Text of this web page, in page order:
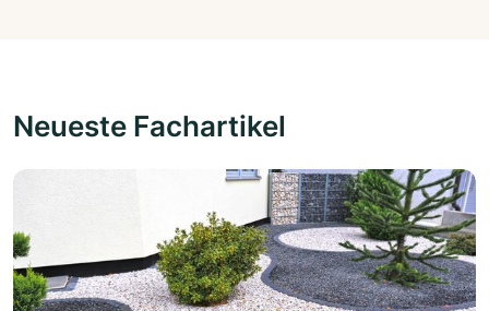
Neueste Fachartikel